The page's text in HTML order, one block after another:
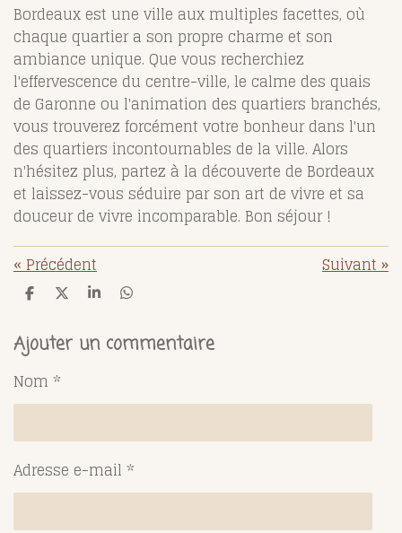
Bordeaux est une ville aux multiples facettes, où
chaque quartier a son propre charme et son
ambiance unique. Que vous recherchiez
l'effervescence du centre-ville, le calme des quais
de Garonne ou l'animation des quartiers branchés,
vous trouverez forcément votre bonheur dans l'un
des quartiers incontournables de la ville. Alors
n'hésitez plus, partez à la découverte de Bordeaux
et laissez-vous séduire par son art de vivre et sa
douceur de vivre incomparable. Bon séjour !
«Précédent Suivant»
P
t
a
e
r
P
t
a
r
P
t
a
r
P
t
a
r
Ajouter un commentaire
Nom *
Adresse e-mail *